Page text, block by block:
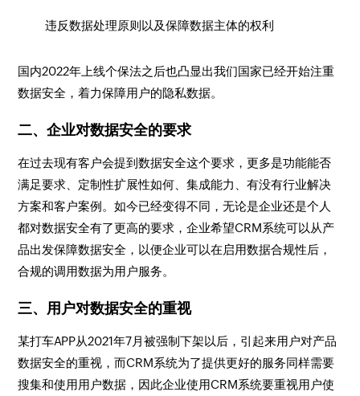
违反数据处理原则以及保障数据主体的权利
国内2022年上线个保法之后也凸显出我们国家已经开始注重
数据安全，着力保障用户的隐私数据。
二、企业对数据安全的要求
在过去现有客户会提到数据安全这个要求，更多是功能能否
满足要求、定制性扩展性如何、集成能力、有没有行业解决
方案和客户案例。如今已经变得不同，无论是企业还是个人
都对数据安全有了更高的要求，企业希望CRM系统可以从产
品出发保障数据安全，以便企业可以在启用数据合规性后，
合规的调用数据为用户服务。
三、用户对数据安全的重视
某打车APP从2021年7月被强制下架以后，引起来用户对产品
数据安全的重视，而CRM系统为了提供更好的服务同样需要
搜集和使用用户数据，因此企业使用CRM系统要重视用户使